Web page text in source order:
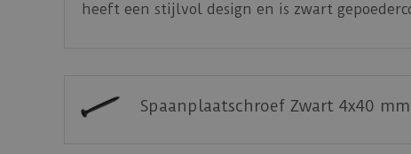
heeft een stijlvol design en is zwart
Spaanplaatschroef Zwart 4x40